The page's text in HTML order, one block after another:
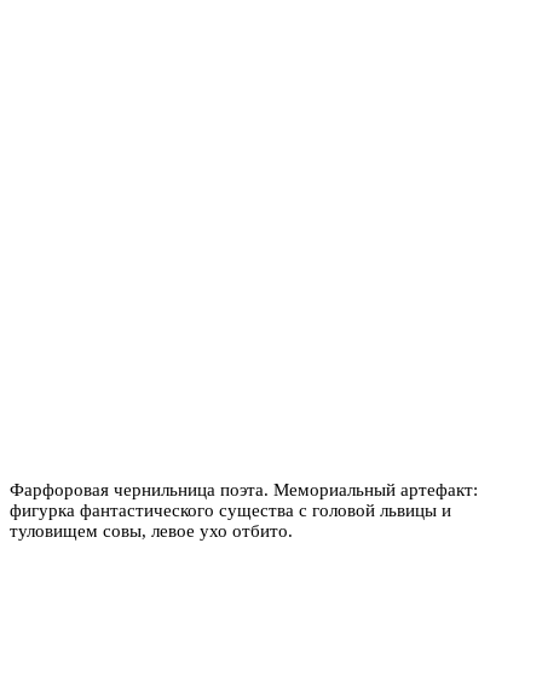
Фарфоровая чернильница поэта. Мемориальный артефакт:
фигурка фантастического существа с головой львицы и
туловищем совы, левое ухо отбито.